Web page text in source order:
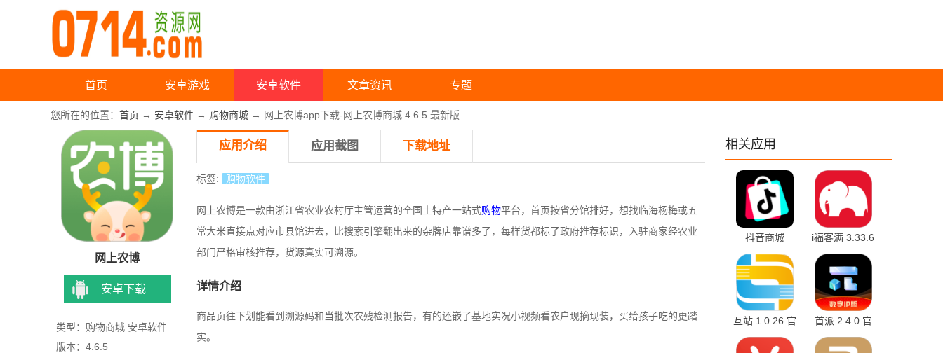
首页 安卓游戏 安卓软件 文章资讯 专题
您所在的位置： 首页 → 安卓软件 → 购物商城 → 网上农博app下载-网上农博商城 4.6.5 最新版
网上农博
安卓下载
类型：购物商城 安卓软件
版本：4.6.5
应用介绍 应用截图 下载地址
标签: 购物软件
网上农博是一款由浙江省农业农村厅主管运营的全国土特产一站式购物平台， 首页按省分馆排好，想找临海杨梅或五
常大米直接点对应市县馆进去，比搜索引擎翻出来的杂牌店靠谱多了，每样货都标了政府推荐标识，
入驻商家经农业
部门严格审核推荐，货源真实可溯源。
详情介绍
商品页往下划能看到溯源码和当批次农残检测报告，有的还嵌了基地实况小视频看农户现摘现装，买给孩子吃的更踏
实。
相关应用
抖音商城
39.3.2 手机版
i福客满 3.33.6
手机版
互站 1.0.26 官
方版
首派 2.4.0 官
方版